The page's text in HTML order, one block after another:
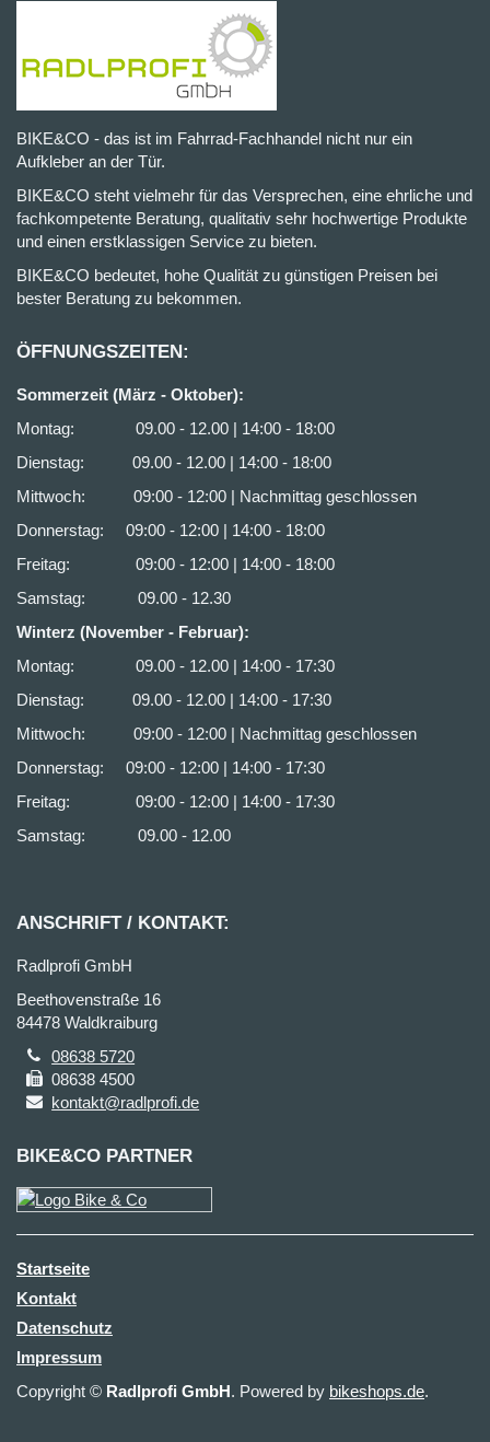
BIKE&CO - das ist im Fahrrad-Fachhandel nicht nur ein
Aufkleber an der Tür.
BIKE&CO steht vielmehr für das Versprechen, eine ehrliche und
fachkompetente Beratung, qualitativ sehr hochwertige Produkte
und einen erstklassigen Service zu bieten.
BIKE&CO bedeutet, hohe Qualität zu günstigen Preisen bei
bester Beratung zu bekommen.
ÖFFNUNGSZEITEN:
Sommerzeit (März - Oktober):
Montag: 09.00 - 12.00 | 14:00 - 18:00
Dienstag: 09.00 - 12.00 | 14:00 - 18:00
Mittwoch: 09:00 - 12:00 | Nachmittag geschlossen
Donnerstag: 09:00 - 12:00 | 14:00 - 18:00
Freitag: 09:00 - 12:00 | 14:00 - 18:00
Samstag: 09.00 - 12.30
Winterz (November - Februar):
Montag: 09.00 - 12.00 | 14:00 - 17:30
Dienstag: 09.00 - 12.00 | 14:00 - 17:30
Mittwoch: 09:00 - 12:00 | Nachmittag geschlossen
Donnerstag: 09:00 - 12:00 | 14:00 - 17:30
Freitag: 09:00 - 12:00 | 14:00 - 17:30
Samstag: 09.00 - 12.00
ANSCHRIFT / KONTAKT:
Radlprofi GmbH
Beethovenstraße 16
84478 Waldkraiburg
08638 5720
08638 4500
kontakt@radlprofi.de
BIKE&CO PARTNER
Startseite
Kontakt
Datenschutz
Impressum
Copyright © Radlprofi GmbH. Powered by bikeshops.de.